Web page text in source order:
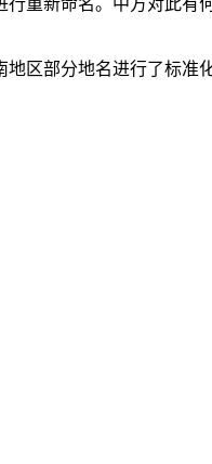
行重新命名。中方对此有
区部分地名进行了标准